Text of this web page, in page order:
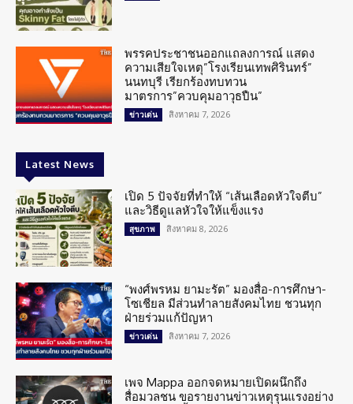
พรรคประชาชนออกแถลงการณ์ แสดง
ความเสียใจเหตุ”โรงเรียนเทพศิรินทร์”
นนทบุรี เรียกร้องทบทวน
มาตรการ”ควบคุมอาวุธปืน”
ข่าวเด่น สิงหาคม 7, 2026
Latest News
เปิด 5 ปัจจัยที่ทำให้ “เส้นเลือดหัวใจตีบ”
และวิธีดูแลหัวใจให้แข็งแรง
สุขภาพ สิงหาคม 8, 2026
“พงศ์พรหม ยามะรัต” มองสื่อ-การศึกษา-
โซเชียล มีส่วนทำลายสังคมไทย ชวนทุก
ฝ่ายร่วมแก้ปัญหา
ข่าวเด่น สิงหาคม 7, 2026
เพจ Mappa ออกจดหมายเปิดผนึกถึง
สื่อมวลชน ขอรายงานข่าวเหตุรุนแรงอย่าง